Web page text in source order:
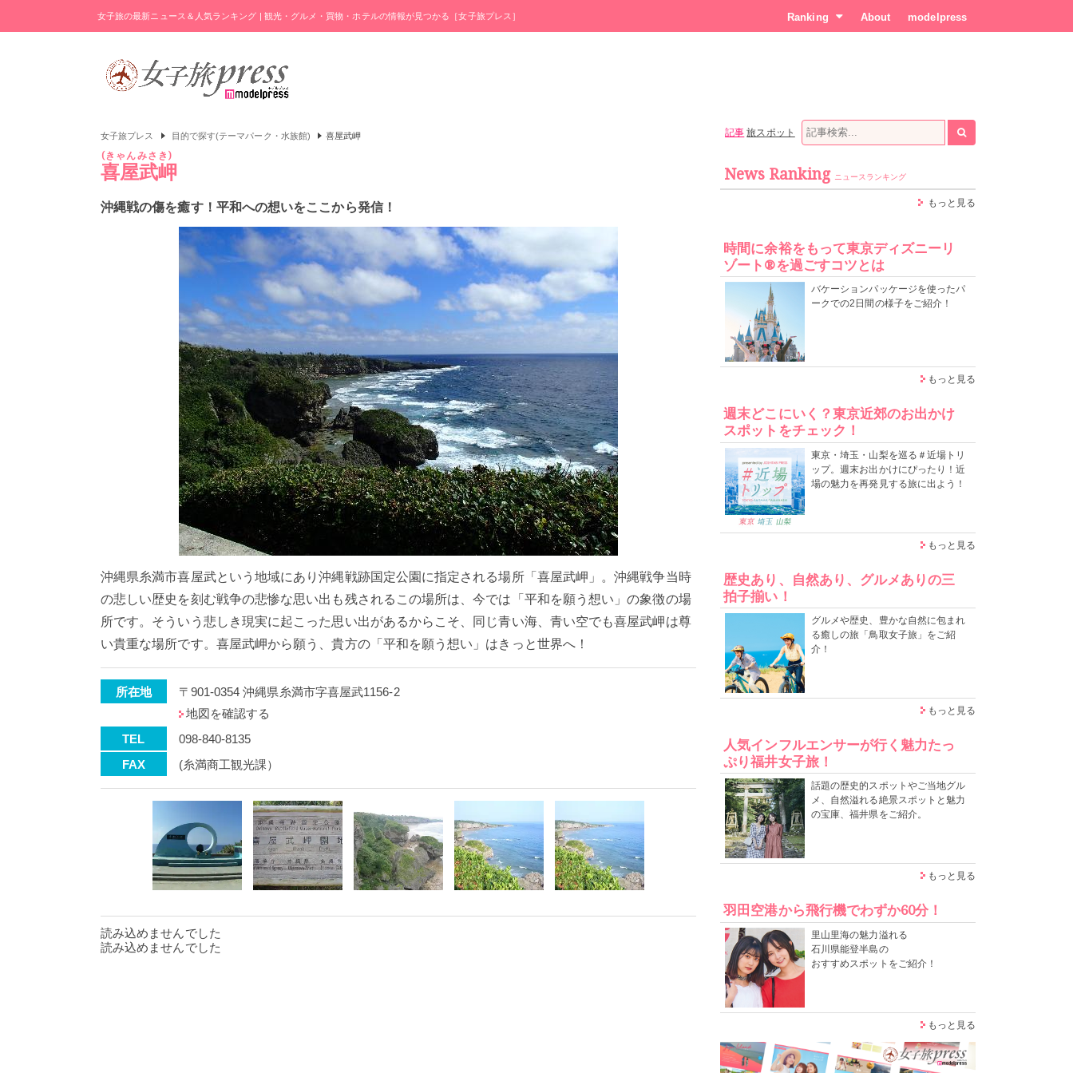
女子旅の最新ニュース＆人気ランキング | 観光・グルメ・買物・ホテルの情報が見つかる［女子旅プレス］ Ranking About modelpress
女子旅プレス 目的で探す(テーマパーク・水族館) 喜屋武岬
喜屋武岬
きゃんみさき
沖縄戦の傷を癒す！平和への想いをここから発信！
沖縄県糸満市喜屋武という地域にあり沖縄戦跡国定公園に指定される場所「喜屋武岬」。沖縄戦争当時
の悲しい歴史を刻む戦争の悲惨な思い出も残されるこの場所は、今では「平和を願う想い」の象徴の場
所です。そういう悲しき現実に起こった思い出があるからこそ、同じ青い海、青い空でも喜屋武岬は尊
い貴重な場所です。喜屋武岬から願う、貴方の「平和を願う想い」はきっと世界へ！
所在地
〒901-0354 沖縄県糸満市字喜屋武1156-2
地図を確認する
TEL
098-840-8135
FAX
(糸満商工観光課）
読み込めませんでした
読み込めませんでした
記事 旅スポット
News Ranking ニュースランキング
もっと見る
時間に余裕をもって東京ディズニーリ
ゾート®を過ごすコツとは
バケーションパッケージを使ったパ
ークでの2日間の様子をご紹介！
もっと見る
週末どこにいく？東京近郊のお出かけ
スポットをチェック！
東京・埼玉・山梨を巡る＃近場トリ
ップ。週末お出かけにぴったり！近
場の魅力を再発見する旅に出よう！
もっと見る
歴史あり、自然あり、グルメありの三
拍子揃い！
グルメや歴史、豊かな自然に包まれ
る癒しの旅「鳥取女子旅」をご紹
介！
もっと見る
人気インフルエンサーが行く魅力たっ
ぷり福井女子旅！
話題の歴史的スポットやご当地グル
メ、自然溢れる絶景スポットと魅力
の宝庫、福井県をご紹介。
もっと見る
羽田空港から飛行機でわずか60分！
里山里海の魅力溢れる
石川県能登半島の
おすすめスポットをご紹介！
もっと見る